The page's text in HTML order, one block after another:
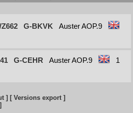
G-BKVK
Auster AOP.9
G-CEHR Auster AOP.9
1
] [ Versions export ]